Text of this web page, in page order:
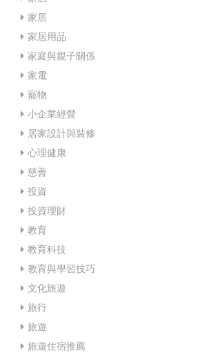
家居
家居用品
家庭與親子關係
家電
寵物
小企業經營
居家設計與裝修
心理健康
慈善
投資
投資理財
教育
教育科技
教育與學習技巧
文化旅遊
旅行
旅遊
旅遊住宿推薦